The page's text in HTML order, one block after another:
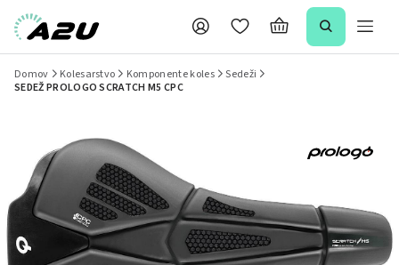
Domov Kolesarstvo Komponente koles
Sedeži
SEDEŽ PROLOGO SCRATCH M5 CPC